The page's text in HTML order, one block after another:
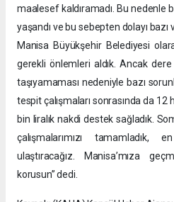
maalesef kaldıramadı. Bu nedenle
yaşandı ve bu sebepten dolayı
Manisa Büyükşehir Belediyesi
gerekli önlemleri aldık. Ancak
taşıyamaması nedeniyle bazı
tespit çalışmaları sonrasında da
bin liralık nakdi destek sağladık.
çalışmalarımızı
ulaştıracağız. Manisa’mıza
korusun” dedi.